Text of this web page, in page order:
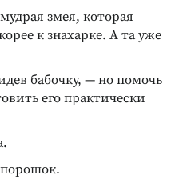
змея, которая
к знахарке. А та уже
бабочку, — но помочь
его практически